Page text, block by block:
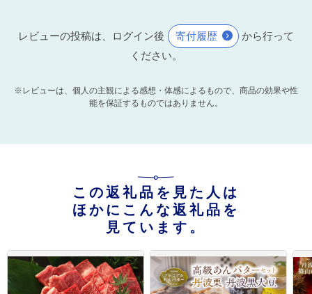
レビューの投稿は、ログイン後 寄付履歴
から行って
ください。
※レビューは、個人の主観による感想・体感によるもので、商品の効果や性
能を保証するものではありません。
この返礼品を見た人は
ほかにこんな返礼品を
見ています。